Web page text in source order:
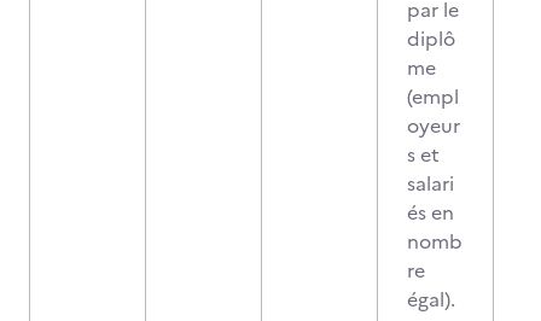
par le
diplô
me
(empl
oyeur
s et
salari
és en
nomb
re
égal).